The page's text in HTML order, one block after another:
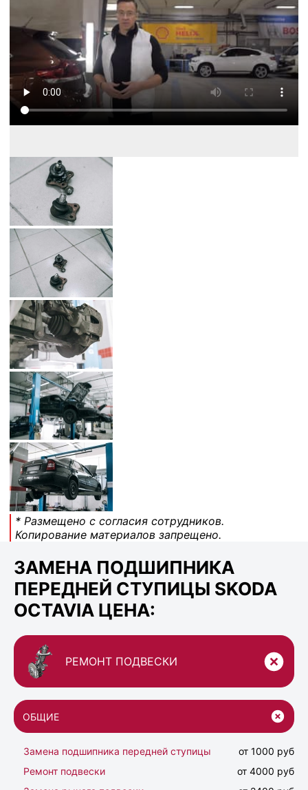
* Размещено с согласия сотрудников.
Копирование материалов запрещено.
ЗАМЕНА ПОДШИПНИКА
ПЕРЕДНЕЙ СТУПИЦЫ SKODA
OCTAVIA ЦЕНА:
РЕМОНТ ПОДВЕСКИ
ОБЩИЕ
Замена подшипника передней ступицы
от 1000 руб
Ремонт подвески
от 4000 руб